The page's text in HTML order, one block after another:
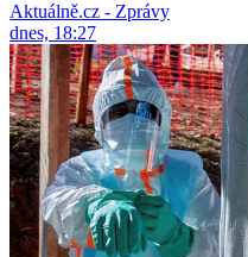
Aktuálně.cz - Zprávy
dnes, 18:27